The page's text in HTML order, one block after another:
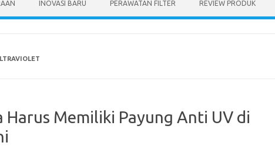
INOVASI BARU PERAWATAN FILTER REVIEW PRODUK
Harus Memiliki Payung Anti UV di